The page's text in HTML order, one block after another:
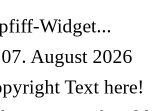
Widget...
August 2026
Text here!